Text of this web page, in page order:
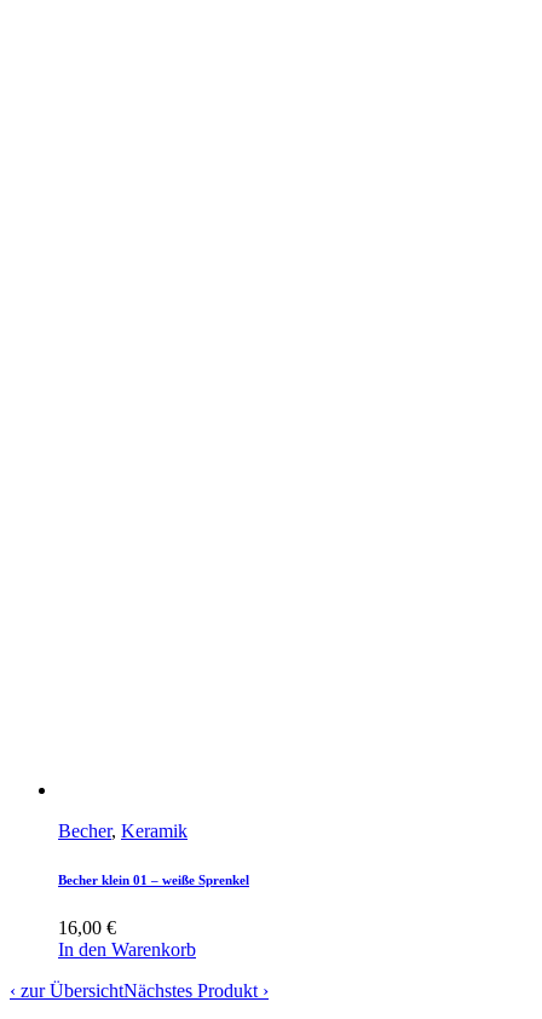
Becher, Keramik
Becher klein 01 – weiße Sprenkel
16,00 €
In den Warenkorb
‹ zur ÜbersichtNächstes Produkt ›